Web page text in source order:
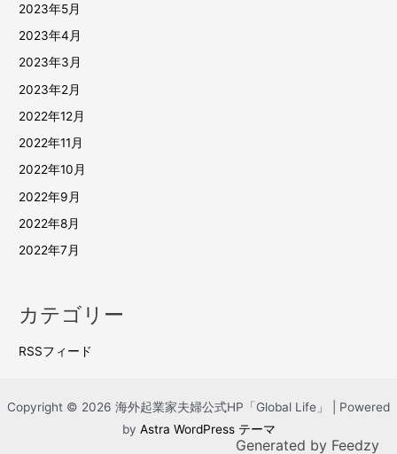
2023年5月
2023年4月
2023年3月
2023年2月
2022年12月
2022年11月
2022年10月
2022年9月
2022年8月
2022年7月
カテゴリー
RSSフィード
Copyright © 2026 海外起業家夫婦公式HP「Global Life」 | Powered
by Astra WordPress テーマ
Generated by Feedzy